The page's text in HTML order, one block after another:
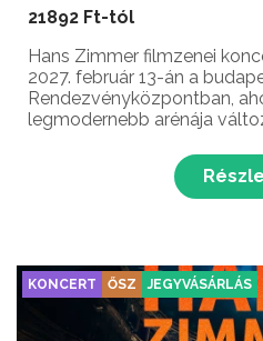
21892 Ft-tól
Hans Zimmer filmzenei
2027. február 13-án a
Rendezvényközpontban,
legmodernebb arénája
elismeréssel – köztük két
KONCERT ŐSZ JEGYVÁSÁRLÁS